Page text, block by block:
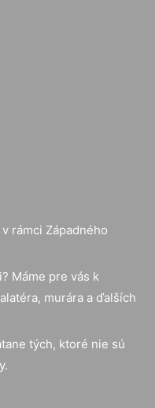
rámci Západného
Máme pre vás k
murára a ďalších
tých, ktoré nie sú